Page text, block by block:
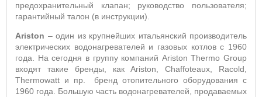
предохранительный клапан; руководство пользователя;
гарантийный талон (в инструкции).
Ariston – один из крупнейших итальянский производитель
электрических водонагревателей и газовых котлов с 1960
года. На сегодня в группу компаний Ariston Thermo Group
входят такие бренды, какAriston,Chaffoteaux, Racold,
Thermowatt и пр.
бренд отопительного оборудования с
1960 года. Большую часть водонагревателей, продаваемых